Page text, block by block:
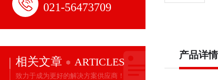
021-56473709
相关文章 ARTICLES
致力于成为更好的解决方案供应商！
产品详情